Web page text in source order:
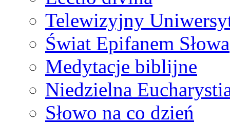
Telewizyjny
Świat Epifanem Słowa
Medytacje biblijne
Niedzielna
Słowo na co dzień